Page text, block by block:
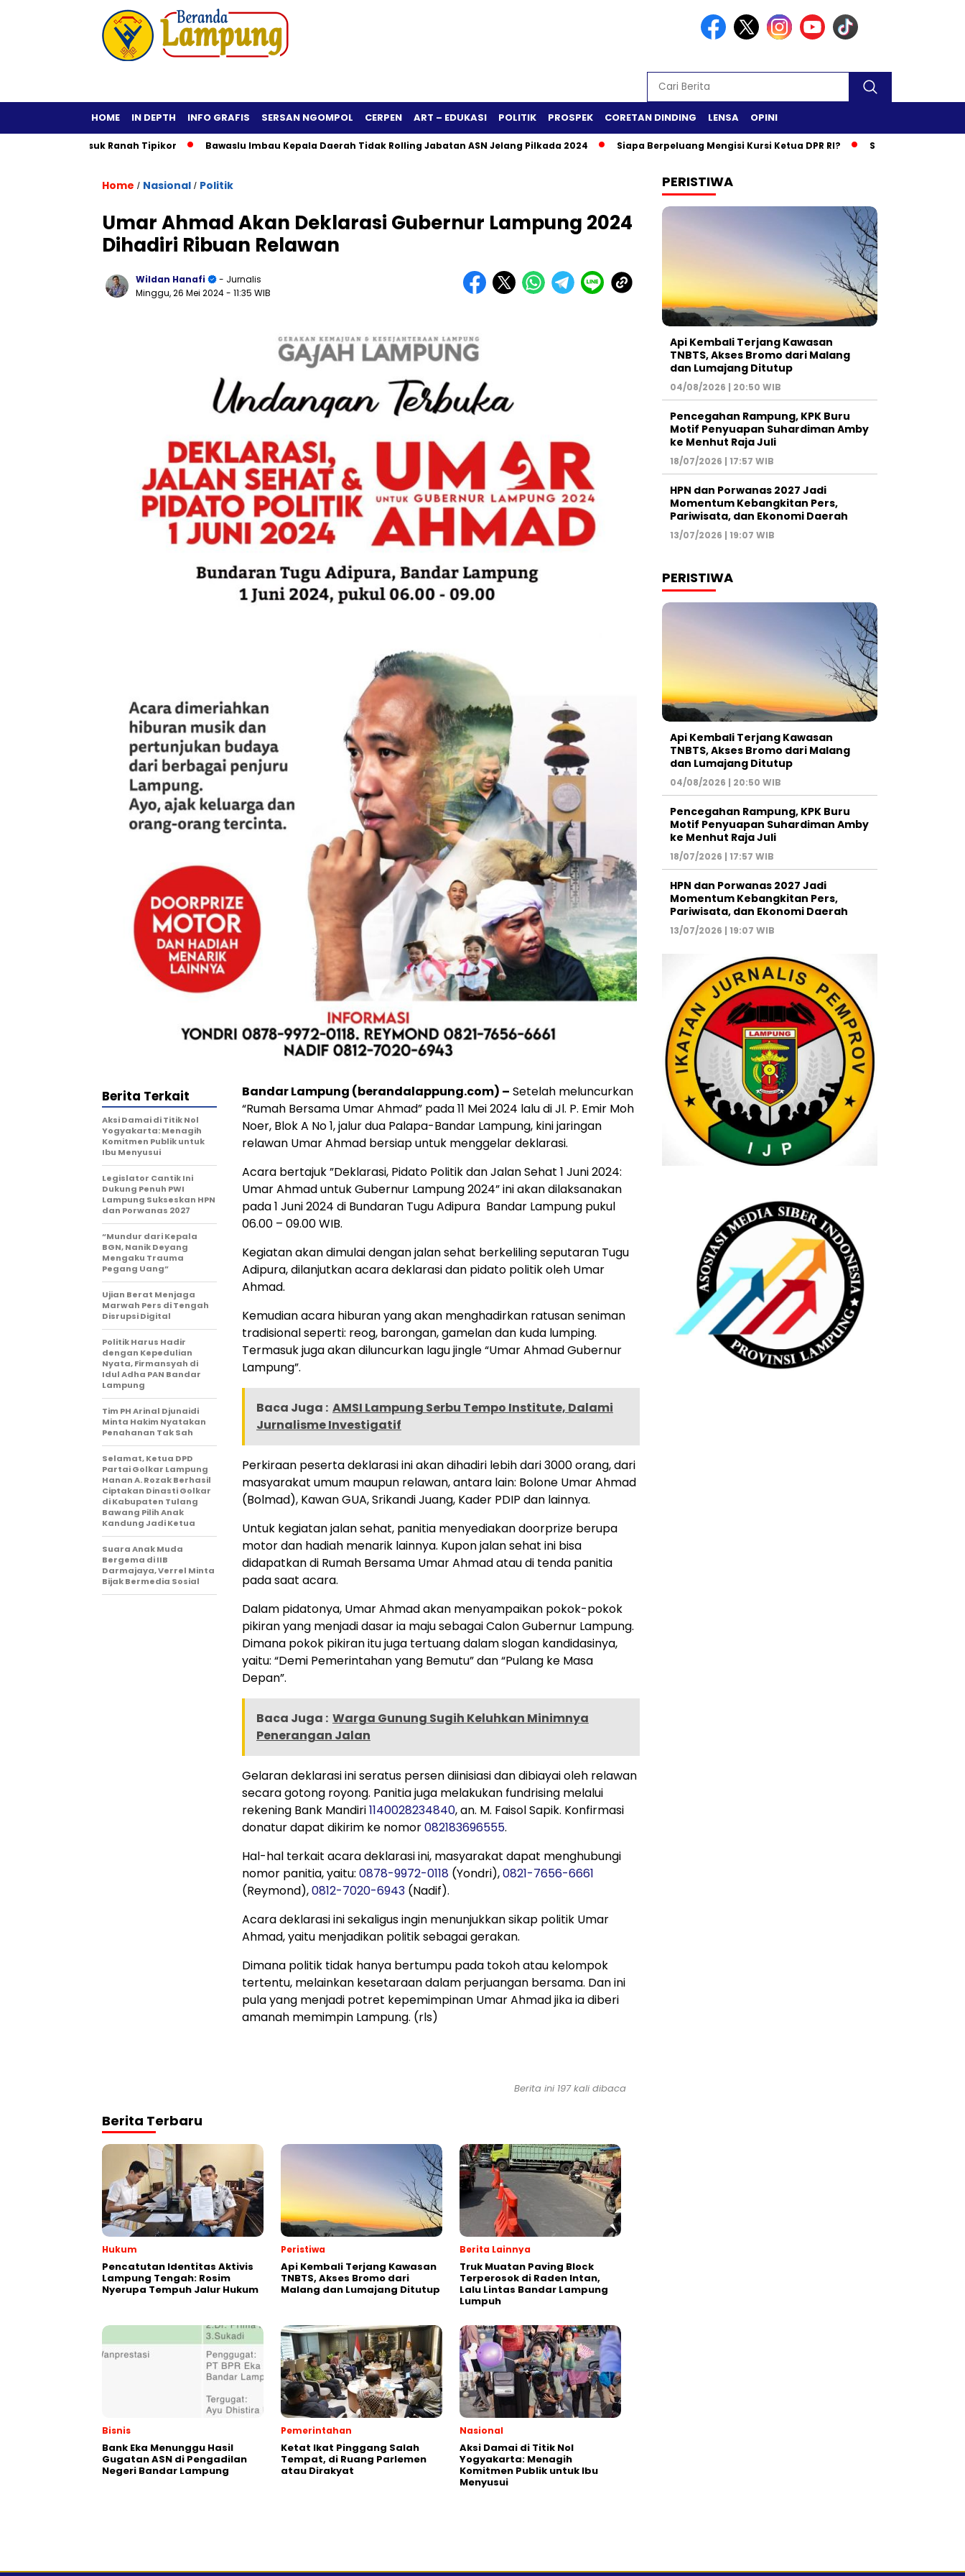
HOME IN DEPTH INFO GRAFIS SERSAN NGOMPOL CERPEN ART – EDUKASI POLITIK PROSPEK CORETAN DINDING LENSA OPINI
Masuk Ranah Tipikor Bawaslu Imbau Kepala Daerah Tidak Rolling Jabatan ASN Jelang Pilkada 2024 Siapa Berpeluang Mengisi Kursi Ketua DPR RI? Safari Ramadan di
Home / Nasional / Politik
Umar Ahmad Akan Deklarasi Gubernur Lampung 2024
Dihadiri Ribuan Relawan
Wildan Hanafi
- Jurnalis
Minggu, 26 Mei 2024- 11:35 WIB
Bandar Lampung (berandalappung.com) – Setelah meluncurkan
“Rumah Bersama Umar Ahmad” pada 11 Mei 2024 lalu di Jl. P. Emir Moh
Noer, Blok A No 1, jalur dua Palapa-Bandar Lampung, kini jaringan
relawan Umar Ahmad bersiap untuk menggelar deklarasi.
Acara bertajuk ”Deklarasi, Pidato Politik dan Jalan Sehat 1 Juni 2024:
Umar Ahmad untuk Gubernur Lampung 2024” ini akan dilaksanakan
pada 1 Juni 2024 di Bundaran Tugu Adipura Bandar Lampung pukul
06.00 – 09.00 WIB.
Kegiatan akan dimulai dengan jalan sehat berkeliling seputaran Tugu
Adipura, dilanjutkan acara deklarasi dan pidato politik oleh Umar
Ahmad.
Kemudian acara hiburan yang akan menghadirkan ratusan seniman
tradisional seperti: reog, barongan, gamelan dan kuda lumping.
Termasuk juga akan diluncurkan lagu jingle “Umar Ahmad Gubernur
Lampung”.
Baca Juga : AMSI Lampung Serbu Tempo Institute, Dalami
Jurnalisme Investigatif
Perkiraan peserta deklarasi ini akan dihadiri lebih dari 3000 orang, dari
masyarakat umum maupun relawan, antara lain: Bolone Umar Ahmad
(Bolmad), Kawan GUA, Srikandi Juang, Kader PDIP dan lainnya.
Untuk kegiatan jalan sehat, panitia menyediakan doorprize berupa
motor dan hadiah menarik lainnya. Kupon jalan sehat ini bisa
didapatkan di Rumah Bersama Umar Ahmad atau di tenda panitia
pada saat acara.
Dalam pidatonya, Umar Ahmad akan menyampaikan pokok-pokok
pikiran yang menjadi dasar ia maju sebagai Calon Gubernur Lampung.
Dimana pokok pikiran itu juga tertuang dalam slogan kandidasinya,
yaitu: “Demi Pemerintahan yang Bemutu” dan “Pulang ke Masa
Depan”.
Baca Juga : Warga Gunung Sugih Keluhkan Minimnya
Penerangan Jalan
Gelaran deklarasi ini seratus persen diinisiasi dan dibiayai oleh relawan
secara gotong royong. Panitia juga melakukan fundrising melalui
rekening Bank Mandiri1140028234840, an. M. Faisol Sapik. Konfirmasi
donatur dapat dikirim ke nomor082183696555.
Hal-hal terkait acara deklarasi ini, masyarakat dapat menghubungi
nomor panitia, yaitu: 0878-9972-0118 (Yondri),0821-7656-6661
(Reymond),0812-7020-6943 (Nadif).
Acara deklarasi ini sekaligus ingin menunjukkan sikap politik Umar
Ahmad, yaitu menjadikan politik sebagai gerakan.
Dimana politik tidak hanya bertumpu pada tokoh atau kelompok
tertentu, melainkan kesetaraan dalam perjuangan bersama. Dan ini
pula yang menjadi potret kepemimpinan Umar Ahmad jika ia diberi
amanah memimpin Lampung. (rls)
Berita Terkait
Aksi Damai di Titik Nol
Yogyakarta: Menagih
Komitmen Publik untuk
Ibu Menyusui
Legislator Cantik Ini
Dukung Penuh PWI
Lampung Sukseskan HPN
dan Porwanas 2027
“Mundur dari Kepala
BGN, Nanik Deyang
Mengaku Trauma
Pegang Uang”
Ujian Berat Menjaga
Marwah Pers di Tengah
Disrupsi Digital
Politik Harus Hadir
dengan Kepedulian
Nyata, Firmansyah di
Idul Adha PAN Bandar
Lampung
Tim PH Arinal Djunaidi
Minta Hakim Nyatakan
Penahanan Tak Sah
Selamat, Ketua DPD
Partai Golkar Lampung
Hanan A. Rozak Berhasil
Ciptakan Dinasti Golkar
di Kabupaten Tulang
Bawang Pilih Anak
Kandung Jadi Ketua
Suara Anak Muda
Bergema di IIB
Darmajaya, Verrel Minta
Bijak Bermedia Sosial
Berita ini 197 kali dibaca
Berita Terbaru
Hukum
Pencatutan Identitas Aktivis
Lampung Tengah: Rosim
Nyerupa Tempuh Jalur Hukum
Peristiwa
Api Kembali Terjang Kawasan
TNBTS, Akses Bromo dari
Malang dan Lumajang Ditutup
Berita Lainnya
Truk Muatan Paving Block
Terperosok di Raden Intan,
Lalu Lintas Bandar Lampung
Lumpuh
Bisnis
Bank Eka Menunggu Hasil
Gugatan ASN di Pengadilan
Negeri Bandar Lampung
Pemerintahan
Ketat Ikat Pinggang Salah
Tempat, di Ruang Parlemen
atau Dirakyat
Nasional
Aksi Damai di Titik Nol
Yogyakarta: Menagih
Komitmen Publik untuk Ibu
Menyusui
PERISTIWA
Api Kembali Terjang Kawasan
TNBTS, Akses Bromo dari Malang
dan Lumajang Ditutup
04/08/2026 | 20:50 WIB
Pencegahan Rampung, KPK Buru
Motif Penyuapan Suhardiman Amby
ke Menhut Raja Juli
18/07/2026 | 17:57 WIB
HPN dan Porwanas 2027 Jadi
Momentum Kebangkitan Pers,
Pariwisata, dan Ekonomi Daerah
13/07/2026 | 19:07 WIB
PERISTIWA
Api Kembali Terjang Kawasan
TNBTS, Akses Bromo dari Malang
dan Lumajang Ditutup
04/08/2026 | 20:50 WIB
Pencegahan Rampung, KPK Buru
Motif Penyuapan Suhardiman Amby
ke Menhut Raja Juli
18/07/2026 | 17:57 WIB
HPN dan Porwanas 2027 Jadi
Momentum Kebangkitan Pers,
Pariwisata, dan Ekonomi Daerah
13/07/2026 | 19:07 WIB